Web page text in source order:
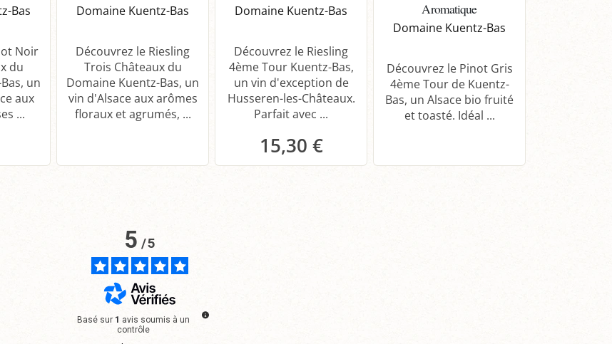
Bas
Noir
du
un
aux
...
Domaine Kuentz-Bas
Découvrez le Riesling
Trois Châteaux du
Domaine Kuentz-Bas, un
vin d'Alsace aux arômes
floraux et agrumés, ...
Domaine Kuentz-Bas
Découvrez le Riesling
4ème Tour Kuentz-Bas,
un vin d'exception de
Husseren-les-Châteaux.
Parfait avec ...
15,30 €
Aromatique
Domaine Kuentz-Bas
Découvrez le Pinot Gris
4ème Tour de Kuentz-
Bas, un Alsace bio fruité
et toasté. Idéal ...
5/5
Basé sur 1 avis soumis à un
contrôle